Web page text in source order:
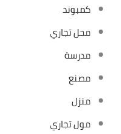
كمبوند
محل تجاري
مدرسة
مصنع
منزل
مول تجاري